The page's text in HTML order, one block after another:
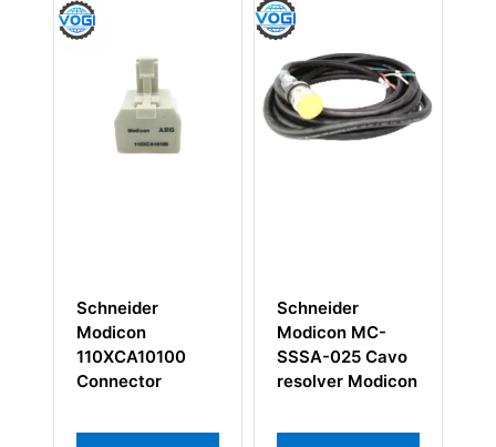
Schneider
Modicon MC-
SSSA-025 Cavo
resolver Modicon
Schneider
Modicon AS-
BDEP-208
Ingresso Digitale